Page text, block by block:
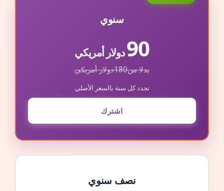
سنوي
90دولار أمريكي
بدلا من180دولار أمريكي
تجدد كل سنة بالسعر الأصلي
اشترك
نصف سنوي